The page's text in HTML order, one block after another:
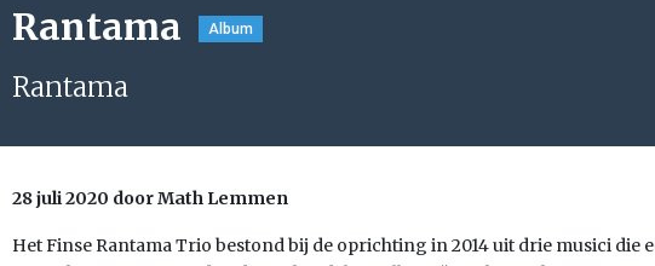
Rantama Album
Rantama
28 juli 2020 door Math Lemmen
Het Finse Rantama Trio bestond bij de oprichting in 2014 uit drie musici die